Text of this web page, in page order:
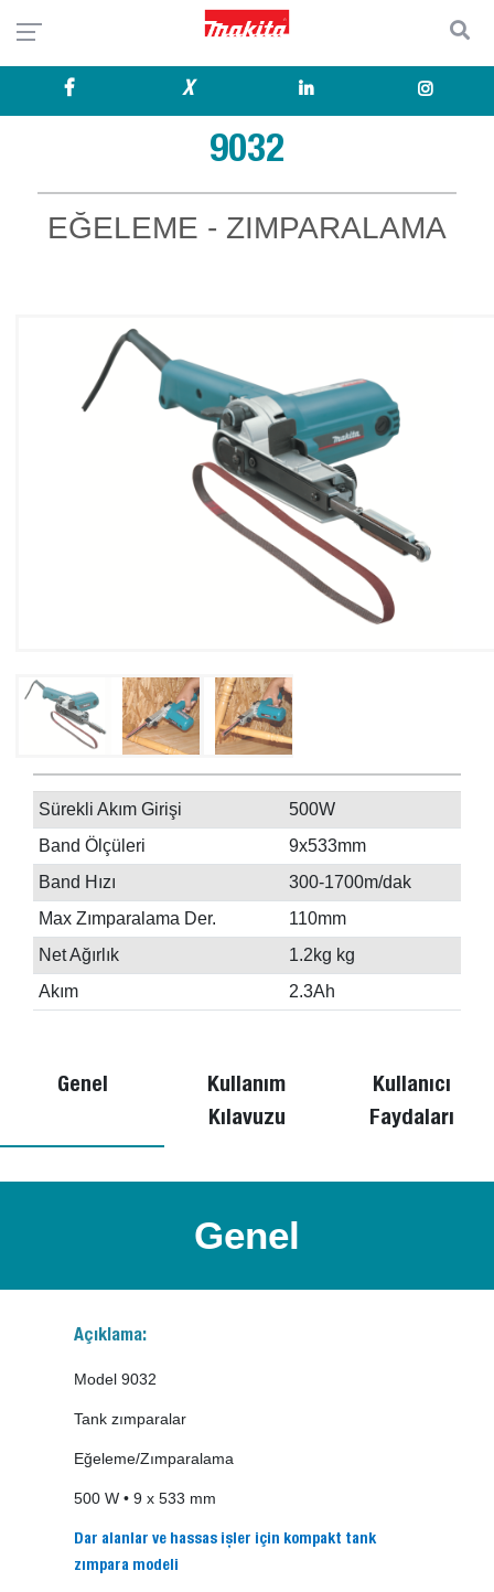
X
9032
EĞELEME - ZIMPARALAMA
Sürekli Akım Girişi
500W
Band Ölçüleri
9x533mm
Band Hızı
300-1700m/dak
Max Zımparalama Der.
110mm
Net Ağırlık
1.2kg kg
Akım
2.3Ah
Genel
Kullanım
Kılavuzu
Kullanıcı
Faydaları
Genel
Açıklama:
Model 9032
Tank zımparalar
Eğeleme/Zımparalama
500 W • 9 x 533 mm
Dar alanlar ve hassas işler için kompakt tank
zımpara modeli